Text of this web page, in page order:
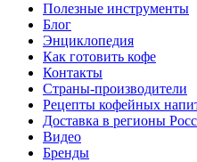
Полезные инструменты
Блог
Энциклопедия
Как готовить кофе
Контакты
Страны-производители
Рецепты кофейных
Доставка в регионы
Видео
Бренды